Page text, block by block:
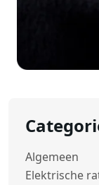
Algemeen
Elektrische